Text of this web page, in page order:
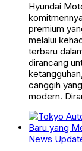
Hyundai
premium
melalui
terbaru
dirancang
canggih
modern.
News